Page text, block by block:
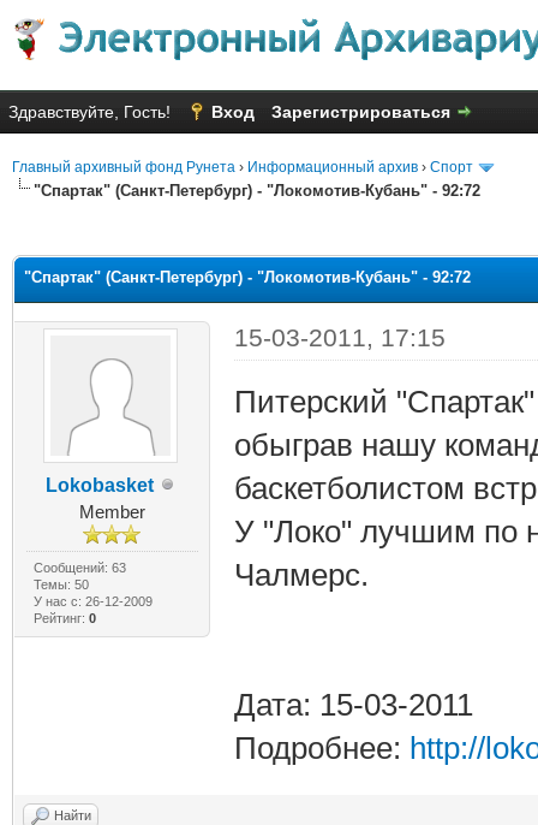
Здравствуйте, Гость! Вход Зарегистрироваться
Главный архивный фонд Рунета › Информационный архив › Спорт
"Спартак" (Санкт-Петербург) - "Локомотив-Кубань" - 92:72
"Спартак" (Санкт-Петербург) - "Локомотив-Кубань" - 92:72
Lokobasket
Member
Сообщений: 63
Темы: 50
У нас с: 26-12-2009
Рейтинг: 0
15-03-2011, 17:15
Питерский
обыграв нашу
баскетболистом
У "Локо" лучшим по
Чалмерс.
Дата: 15-03-2011
Подробнее: http://
Найти